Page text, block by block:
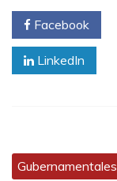
Facebook
LinkedIn
Gubernamentales